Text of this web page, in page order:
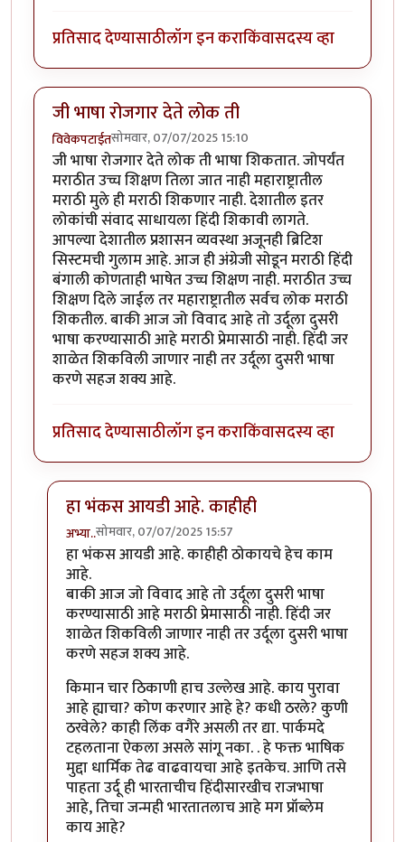
प्रतिसाद देण्यासाठीलॉग इन कराकिंवासदस्य व्हा
जी भाषा रोजगार देते लोक ती
विवेकपटाईतसोमवार, 07/07/2025 15:10
जी भाषा रोजगार देते लोक ती भाषा शिकतात. जोपर्यंत
मराठीत उच्च शिक्षण तिला जात नाही महाराष्ट्रातील
मराठी मुले ही मराठी शिकणार नाही. देशातील इतर
लोकांची संवाद साधायला हिंदी शिकावी लागते.
आपल्या देशातील प्रशासन व्यवस्था अजूनही ब्रिटिश
सिस्टमची गुलाम आहे. आज ही अंग्रेजी सोडून मराठी हिंदी
बंगाली कोणताही भाषेत उच्च शिक्षण नाही. मराठीत उच्च
शिक्षण दिले जाईल तर महाराष्ट्रातील सर्वच लोक मराठी
शिकतील. बाकी आज जो विवाद आहे तो उर्दूला दुसरी
भाषा करण्यासाठी आहे मराठी प्रेमासाठी नाही. हिंदी जर
शाळेत शिकविली जाणार नाही तर उर्दूला दुसरी भाषा
करणे सहज शक्य आहे.
प्रतिसाद देण्यासाठीलॉग इन कराकिंवासदस्य व्हा
हा भंकस आयडी आहे. काहीही
अभ्या..सोमवार, 07/07/2025 15:57
In reply toजी भाषा रोजगार देते लोक तीbyविवेकपटाईत
हा भंकस आयडी आहे. काहीही ठोकायचे हेच काम
आहे.
बाकी आज जो विवाद आहे तो उर्दूला दुसरी भाषा
करण्यासाठी आहे मराठी प्रेमासाठी नाही. हिंदी जर
शाळेत शिकविली जाणार नाही तर उर्दूला दुसरी भाषा
करणे सहज शक्य आहे.
किमान चार ठिकाणी हाच उल्लेख आहे. काय पुरावा
आहे ह्याचा? कोण करणार आहे हे? कधी ठरले? कुणी
ठरवेले? काही लिंक वगैरे असली तर द्या. पार्कमदे
टहलताना ऐकला असले सांगू नका. . हे फक्त भाषिक
मुद्दा धार्मिक तेढ वाढवायचा आहे इतकेच. आणि तसे
पाहता उर्दू ही भारताचीच हिंदीसारखीच राजभाषा
आहे, तिचा जन्मही भारतातलाच आहे मग प्रॉब्लेम
काय आहे?